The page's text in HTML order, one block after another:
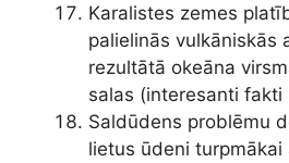
Karalistes zemes
palielinās vulkāniskās
rezultātā okeāna
salas (interesanti fakti
Saldūdens problēmu
lietus ūdeni turpmākai